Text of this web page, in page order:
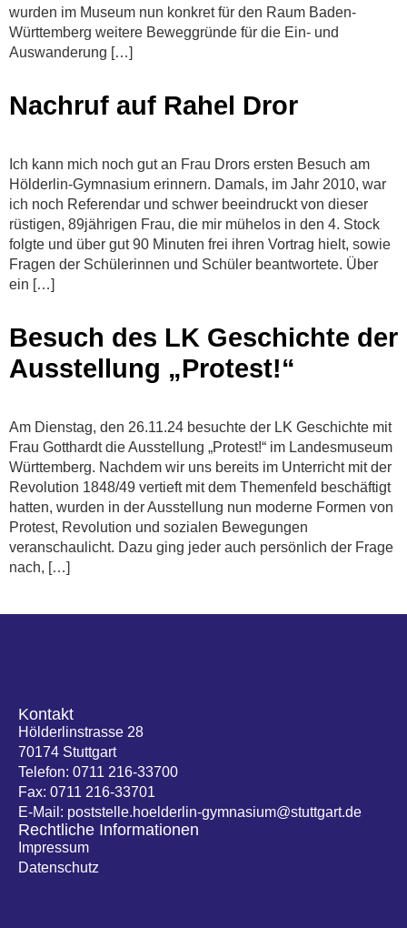
wurden im Museum nun konkret für den Raum Baden-
Württemberg weitere Beweggründe für die Ein- und
Auswanderung […]
Nachruf auf Rahel Dror
Ich kann mich noch gut an Frau Drors ersten Besuch am
Hölderlin-Gymnasium erinnern. Damals, im Jahr 2010, war
ich noch Referendar und schwer beeindruckt von dieser
rüstigen, 89jährigen Frau, die mir mühelos in den 4. Stock
folgte und über gut 90 Minuten frei ihren Vortrag hielt, sowie
Fragen der Schülerinnen und Schüler beantwortete. Über
ein […]
Besuch des LK Geschichte der
Ausstellung „Protest!“
Am Dienstag, den 26.11.24 besuchte der LK Geschichte mit
Frau Gotthardt die Ausstellung „Protest!“ im Landesmuseum
Württemberg. Nachdem wir uns bereits im Unterricht mit der
Revolution 1848/49 vertieft mit dem Themenfeld beschäftigt
hatten, wurden in der Ausstellung nun moderne Formen von
Protest, Revolution und sozialen Bewegungen
veranschaulicht. Dazu ging jeder auch persönlich der Frage
nach, […]
Kontakt
Hölderlinstrasse 28
70174 Stuttgart
Telefon: 0711 216-33700
Fax: 0711 216-33701
E-Mail: poststelle.hoelderlin-gymnasium@stuttgart.de
Rechtliche Informationen
Impressum
Datenschutz